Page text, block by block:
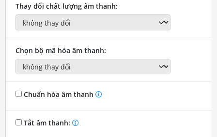
Thay đổi chất lượng âm thanh:
Chọn bộ mã hóa âm thanh:
Chuẩn hóa âm thanh
Tắt âm thanh: